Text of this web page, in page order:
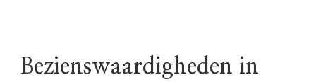
Bezienswaardigheden in